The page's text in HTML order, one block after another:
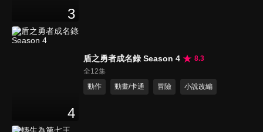
3
4
盾之勇者成名錄 Season 4
8.3
全12集
動作
動畫/卡通 冒險 小說改編